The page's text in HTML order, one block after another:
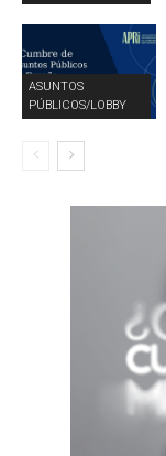
ASUNTOS
PÚBLICOS/LOBBY